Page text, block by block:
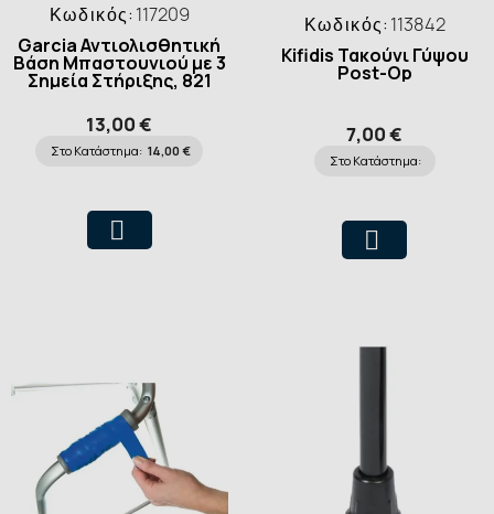
Κωδικός: 117209
Garcia Αντιολισθητική
Βάση Μπαστουνιού με 3
Σημεία Στήριξης, 821
13,00 €
Στο Κατάστημα: 14,00 €
Κωδικός: 113842
Kifidis Τακούνι Γύψου
Post-Op
7,00 €
Στο Κατάστημα: